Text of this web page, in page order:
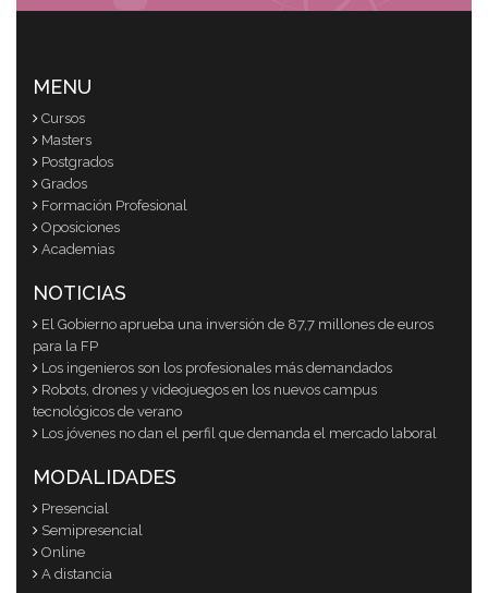
MENU
Cursos
Masters
Postgrados
Grados
Formación Profesional
Oposiciones
Academias
NOTICIAS
El Gobierno aprueba una inversión de 87,7 millones de euros
para la FP
Los ingenieros son los profesionales más demandados
Robots, drones y videojuegos en los nuevos campus
tecnológicos de verano
Los jóvenes no dan el perfil que demanda el mercado laboral
MODALIDADES
Presencial
Semipresencial
Online
A distancia